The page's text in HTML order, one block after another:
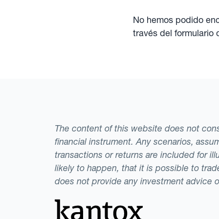
No hemos podido
través del formulario
The content of this website does not
financial instrument. Any scenarios,
transactions or returns are included for
likely to happen, that it is possible to
does not provide any investment advice